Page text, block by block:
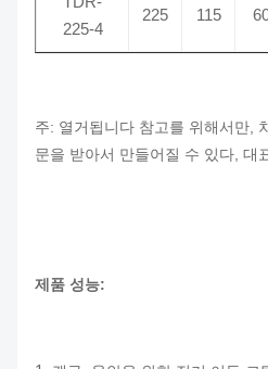
225-4
225 115
주: 열거됩니다 참고를 위해서만,
문을 받아서 만들어질 수 있다, 대
제품 성능: